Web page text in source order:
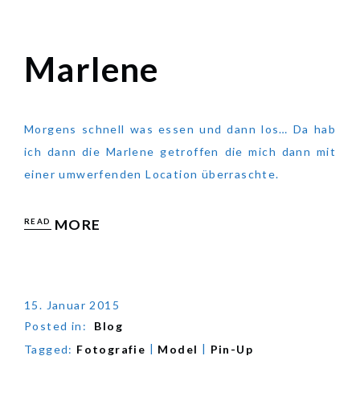
Marlene
Marlene
Morgens schnell was essen und dann los… Da hab
ich dann die Marlene getroffen die mich dann mit
einer umwerfenden Location überraschte.
READ MORE
15. Januar 2015
Posted in:
Blog
Tagged: Fotografie | Model | Pin-Up